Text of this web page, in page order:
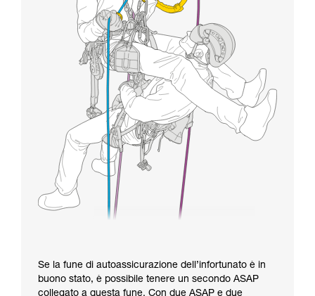
Se la fune di autoassicurazione dell’infortunato è in
buono stato, è possibile tenere un secondo ASAP